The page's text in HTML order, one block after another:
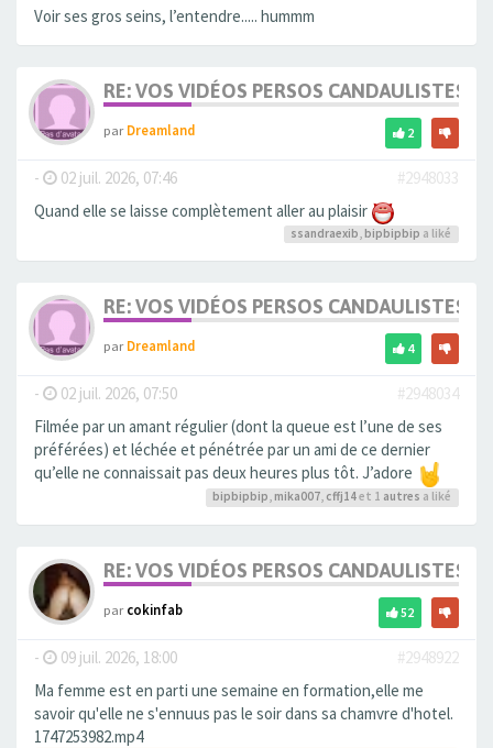
Voir ses gros seins, l’entendre..... hummm
RE: VOS VIDÉOS PERSOS CANDAULISTES
parDreamland 2
- 02 juil. 2026, 07:46
#2948033
Quand elle se laisse complètement aller au plaisir
ssandraexib, bipbipbip a liké
RE: VOS VIDÉOS PERSOS CANDAULISTES
parDreamland 4
- 02 juil. 2026, 07:50
#2948034
Filmée par un amant régulier (dont la queue est l’une de ses
préférées) et léchée et pénétrée par un ami de ce dernier
qu’elle ne connaissait pas deux heures plus tôt. J’adore
bipbipbip, mika007, cffj14et 1 autres a liké
RE: VOS VIDÉOS PERSOS CANDAULISTES
parcokinfab 52
- 09 juil. 2026, 18:00
#2948922
Ma femme est en parti une semaine en formation,elle me
savoir qu'elle ne s'ennuus pas le soir dans sa chamvre d'hotel.
1747253982.mp4